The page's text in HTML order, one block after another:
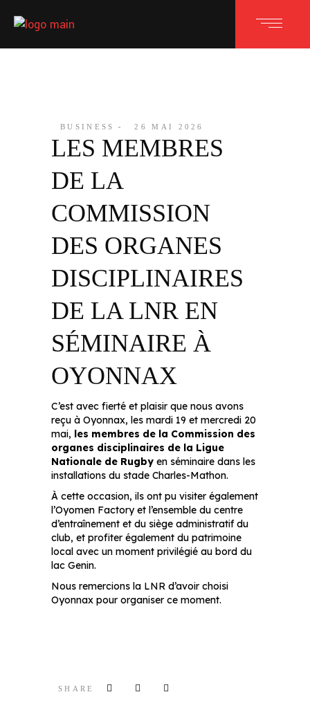
BUSINESS 26 MAI 2026
LES MEMBRES
DE LA
COMMISSION
DES ORGANES
DISCIPLINAIRES
DE LA LNR EN
SÉMINAIRE À
OYONNAX
C’est avec fierté et plaisir que nous avons
reçu à Oyonnax, les mardi 19 et mercredi 20
mai, les membres de la Commission des
organes disciplinaires de la Ligue
Nationale de Rugby en séminaire dans les
installations du stade Charles-Mathon.
À cette occasion, ils ont pu visiter également
l’Oyomen Factory et l’ensemble du centre
d’entraînement et du siège administratif du
club, et profiter également du patrimoine
local avec un moment privilégié au bord du
lac Genin.
Nous remercions la LNR d’avoir choisi
Oyonnax pour organiser ce moment.
SHARE